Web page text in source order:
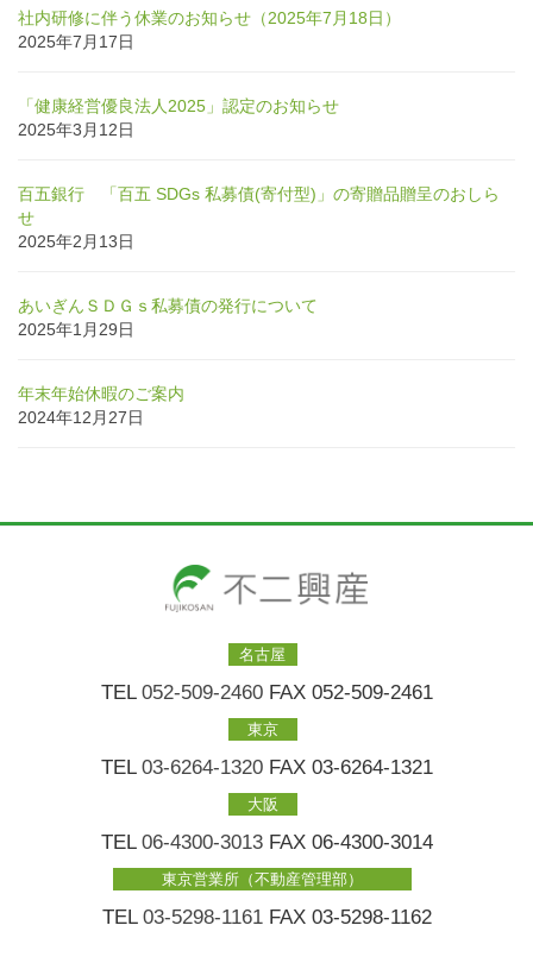
社内研修に伴う休業のお知らせ（2025年7月18日）
2025年7月17日
「健康経営優良法人2025」認定のお知らせ
2025年3月12日
百五銀行 「百五 SDGs 私募債(寄付型)」の寄贈品贈呈のおしら
せ
2025年2月13日
あいぎんＳＤＧｓ私募債の発行について
2025年1月29日
年末年始休暇のご案内
2024年12月27日
名古屋
TEL 052-509-2460FAX 052-509-2461
東京
TEL 03-6264-1320FAX 03-6264-1321
大阪
TEL 06-4300-3013FAX 06-4300-3014
東京営業所（不動産管理部）
TEL 03-5298-1161FAX 03-5298-1162